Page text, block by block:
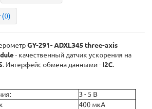
(0)
GY-291- ADXL345 three-axis
- качественный датчик ускорения на
. Интерфейс обмена данными - I2C.
3 - 5 В
400 мкА